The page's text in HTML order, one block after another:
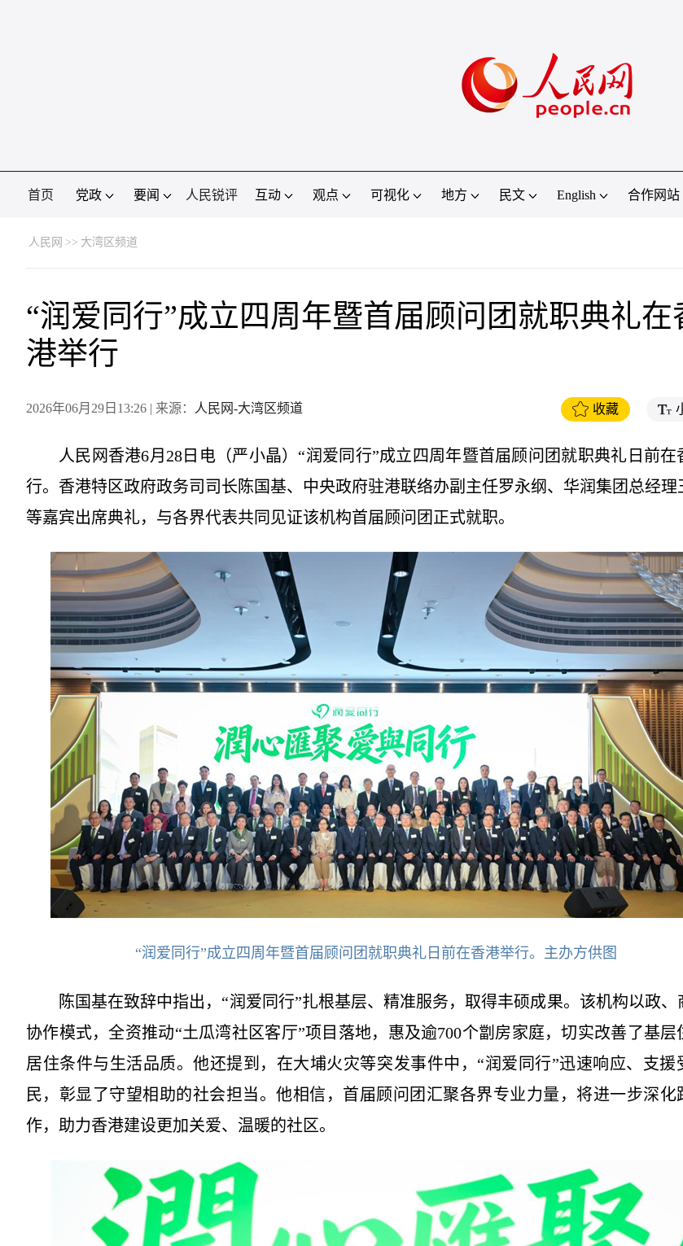
首页 党政 要闻 人民锐评 互动 观点 可视化 地方 民文 English 合作网站
人民网 >> 大湾区频道
“润爱同行”成立四周年暨首届顾问团就职典礼在
港举行
2026年06月29日13:26 | 来源： 人民网-大湾区频道 收藏
人民网香港6月28日电（严小晶）“润爱同行”成立四周年暨首届顾问团就职典礼日前在
行。香港特区政府政务司司长陈国基、中央政府驻港联络办副主任罗永纲、华润集团总经理
等嘉宾出席典礼，与各界代表共同见证该机构首届顾问团正式就职。
“润爱同行”成立四周年暨首届顾问团就职典礼日前在香港举行。主办方供图
陈国基在致辞中指出，“润爱同行”扎根基层、精准服务，取得丰硕成果。该机构以政、
协作模式，全资推动“土瓜湾社区客厅”项目落地，惠及逾700个劏房家庭，切实改善了基层
居住条件与生活品质。他还提到，在大埔火灾等突发事件中，“润爱同行”迅速响应、支援
民，彰显了守望相助的社会担当。他相信，首届顾问团汇聚各界专业力量，将进一步深化
作，助力香港建设更加关爱、温暖的社区。